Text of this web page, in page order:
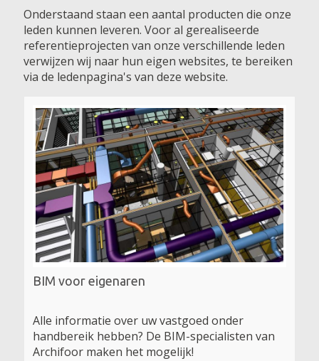
Onderstaand staan een aantal producten die onze
leden kunnen leveren. Voor al gerealiseerde
referentieprojecten van onze verschillende leden
verwijzen wij naar hun eigen websites, te bereiken
via de ledenpagina's van deze website.
BIM voor eigenaren
Alle informatie over uw vastgoed onder
handbereik hebben? De BIM-specialisten van
Archifoor maken het mogelijk!